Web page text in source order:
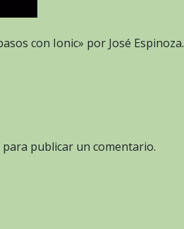
con Ionic» por José Espinoza.
para publicar un comentario.